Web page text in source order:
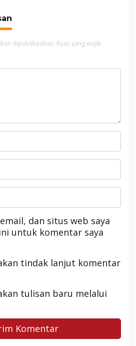
dipublikasikan. Ruas yang wajib
dan situs web saya
untuk komentar saya
tindak lanjut komentar
tulisan baru melalui